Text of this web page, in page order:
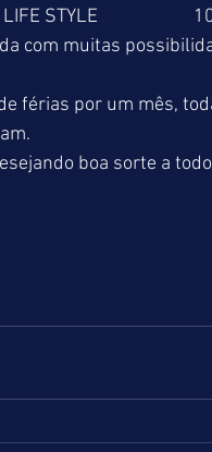
LIFE STYLE
com muitas
férias por um mês,
boa sorte a